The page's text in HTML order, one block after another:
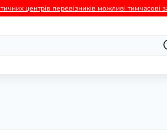
центрів перевізників можливі